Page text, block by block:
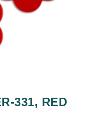
331, RED